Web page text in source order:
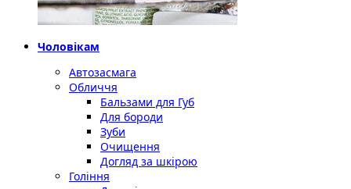
Чоловікам
Автозасмага
Обличчя
Бальзами для Губ
Для бороди
Зуби
Очищення
Догляд за шкірою
Гоління